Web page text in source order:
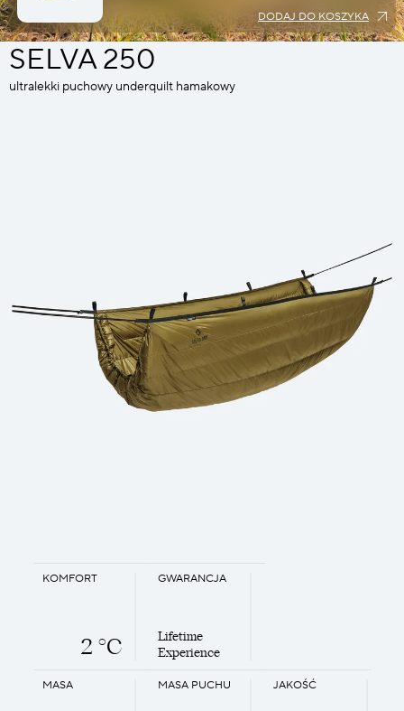
DODAJ DO KOSZYKA
SELVA 250
ultralekki puchowy underquilt hamakowy
MASA JAKOŚĆ
MASA PUCHU
KOMFORT
2 °C
GWARANCJA
Lifetime
Experience